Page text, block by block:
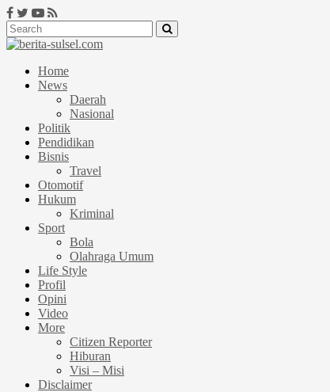
Home
News
Daerah
Nasional
Politik
Pendidikan
Bisnis
Travel
Otomotif
Hukum
Kriminal
Sport
Bola
Olahraga Umum
Life Style
Profil
Opini
Video
More
Citizen Reporter
Hiburan
Visi – Misi
Disclaimer